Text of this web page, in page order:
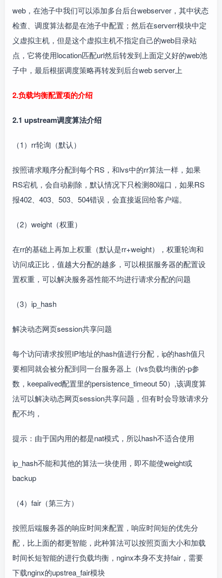
web，在池子中我们可以添加多台后台webserver，其中状态
检查、调度算法都是在池子中配置；然后在serverr模块中定
义虚拟主机，但是这个虚拟主机不指定自己的web目录站
点，它将使用location匹配url然后转发到上面定义好的web池
子中，最后根据调度策略再转发到后台web server上
2.负载均衡配置项的介绍
2.1 upstream调度算法介绍
（1）rr轮询（默认）
按照请求顺序分配到每个RS，和lvs中的rr算法一样，如果
RS宕机，会自动剔除，默认情况下只检测80端口，如果RS
报402、403、503、504错误，会直接返回给客户端。
（2）weight（权重）
在rr的基础上再加上权重（默认是rr+weight），权重轮询和
访问成正比，值越大分配的越多，可以根据服务器的配置设
置权重，可以解决服务器性能不均进行请求分配的问题
（3）ip_hash
解决动态网页session共享问题
每个访问请求按照IP地址的hash值进行分配，ip的hash值只
要相同就会被分配到同一台服务器上（lvs负载均衡的-p参
数，keepalived配置里的persistence_timeout 50）,该调度算
法可以解决动态网页session共享问题，但有时会导致请求分
配不均，
提示：由于国内用的都是nat模式，所以hash不适合使用
ip_hash不能和其他的算法一块使用，即不能使weight或
backup
（4）fair（第三方）
按照后端服务器的响应时间来配置，响应时间短的优先分
配，比上面的都更智能，此种算法可以按照页面大小和加载
时间长短智能的进行负载均衡，nginx本身不支持fair，需要
下载nginx的upstrea_fair模块